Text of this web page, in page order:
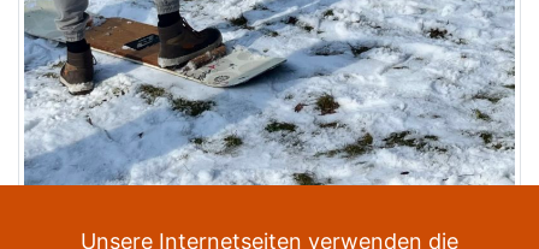
Unsere Internetseiten verwenden die